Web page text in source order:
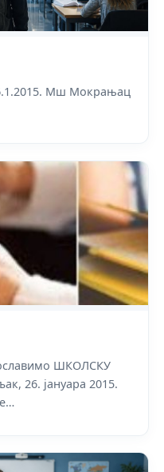
Мш Мокрањац
ШКОЛСКУ
26. јануара 2015.